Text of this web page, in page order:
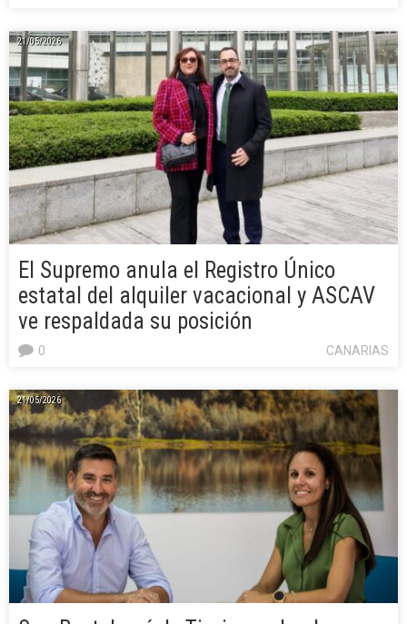
21/05/2026
El Supremo anula el Registro Único
estatal del alquiler vacacional y ASCAV
ve respaldada su posición
CANARIAS
0
21/05/2026